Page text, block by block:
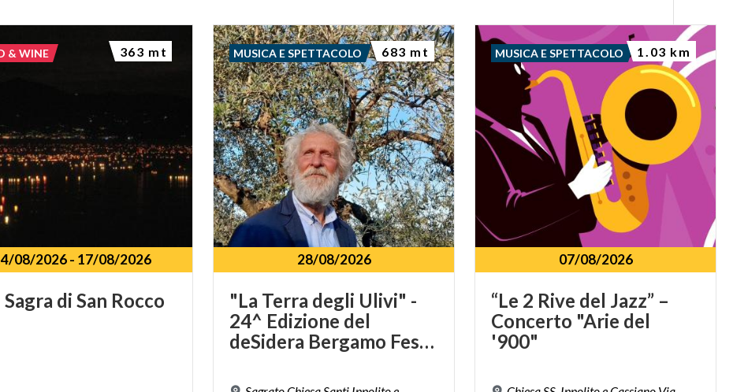
08/2026- 17/08/2026
Sagra di San Rocco
& WINE 363 mt
28/08/2026
"La Terra degli Ulivi" -
24^ Edizione del
deSidera Bergamo Festival
MUSICA E SPETTACOLO 683 mt
07/08/2026
“Le 2 Rive del Jazz” –
Concerto "Arie del
'900"
MUSICA E SPETTACOLO 1.03 km